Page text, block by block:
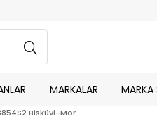
MARKALAR MARKA
Bisküvi-Mor